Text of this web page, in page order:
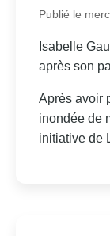
Publié le
Isabelle
après son
Après avoir
inondée de
initiative de